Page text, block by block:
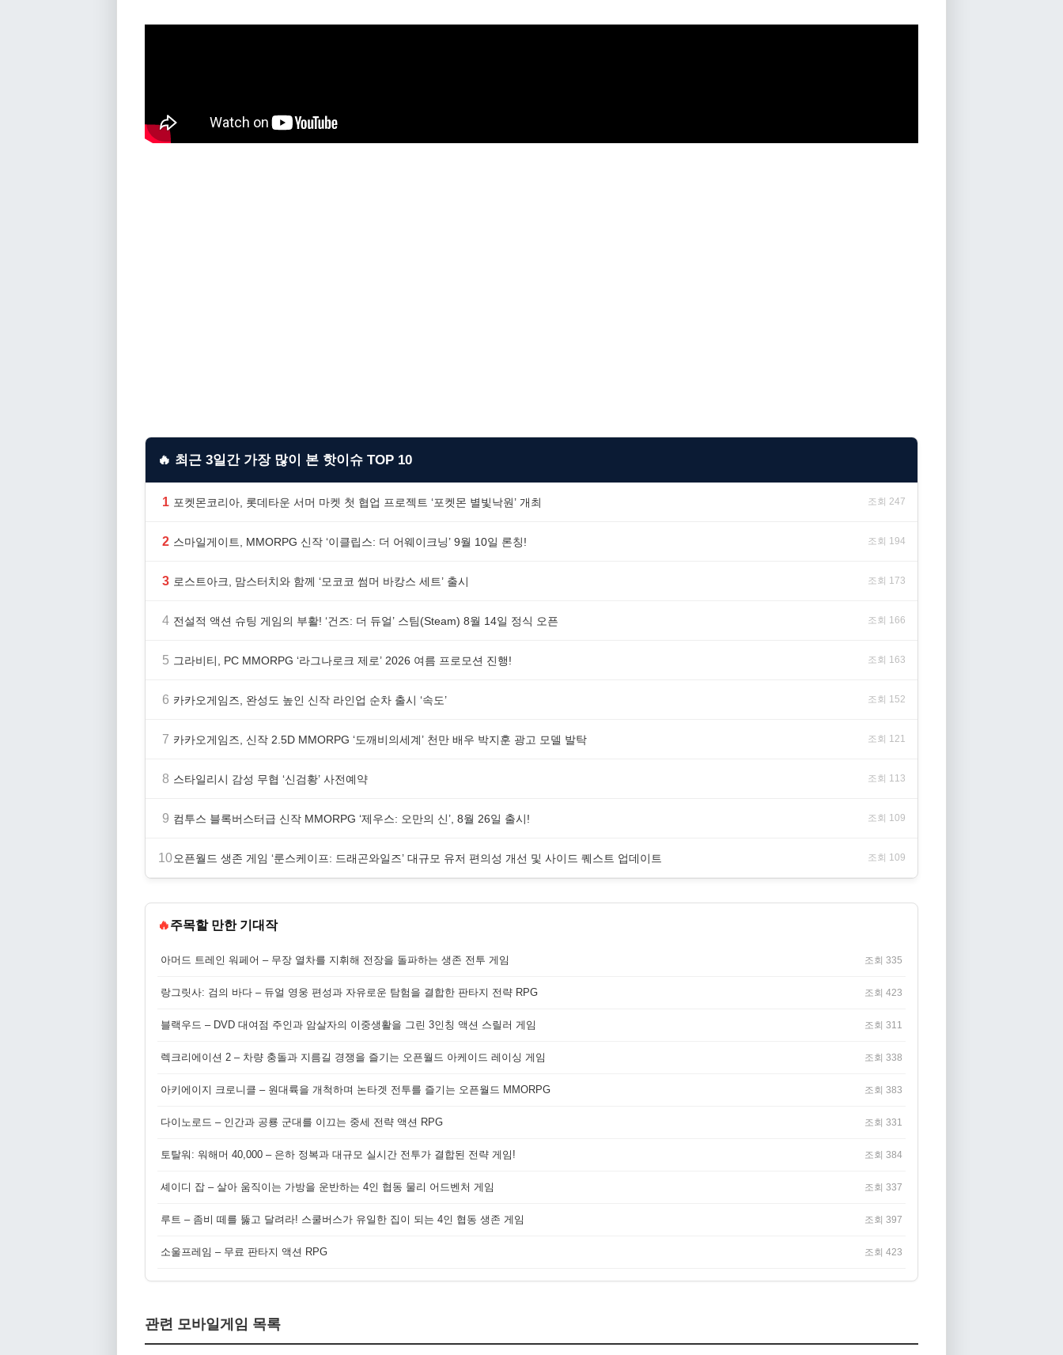
🔥 최근 3일간 가장 많이 본 핫이슈 TOP 10
1 포켓몬코리아, 롯데타운 서머 마켓 첫 협업 프로젝트 ‘포켓몬 별빛낙원’ 개최 조회 247
2 스마일게이트, MMORPG 신작 ‘이클립스: 더 어웨이크닝’ 9월 10일 론칭! 조회 194
3 로스트아크, 맘스터치와 함께 ‘모코코 썸머 바캉스 세트’ 출시 조회 173
4 전설적 액션 슈팅 게임의 부활! ‘건즈: 더 듀얼’ 스팀(Steam) 8월 14일 정식 오픈 조회 166
5 그라비티, PC MMORPG ‘라그나로크 제로’ 2026 여름 프로모션 진행! 조회 163
6 카카오게임즈, 완성도 높인 신작 라인업 순차 출시 ‘속도’ 조회 152
7 카카오게임즈, 신작 2.5D MMORPG ‘도깨비의세계’ 천만 배우 박지훈 광고 모델 발탁 조회 121
8 스타일리시 감성 무협 ‘신검황’ 사전예약 조회 113
9 컴투스 블록버스터급 신작 MMORPG ‘제우스: 오만의 신’, 8월 26일 출시! 조회 109
10오픈월드 생존 게임 ‘룬스케이프: 드래곤와일즈’ 대규모 유저 편의성 개선 및 사이드 퀘스트 업데이트 조회 109
🔥주목할 만한 기대작
아머드 트레인 워페어 – 무장 열차를 지휘해 전장을 돌파하는 생존 전투 게임 조회 335
랑그릿사: 검의 바다 – 듀얼 영웅 편성과 자유로운 탐험을 결합한 판타지 전략 RPG 조회 423
블랙우드 – DVD 대여점 주인과 암살자의 이중생활을 그린 3인칭 액션 스릴러 게임 조회 311
렉크리에이션 2 – 차량 충돌과 지름길 경쟁을 즐기는 오픈월드 아케이드 레이싱 게임 조회 338
아키에이지 크로니클 – 원대륙을 개척하며 논타겟 전투를 즐기는 오픈월드 MMORPG 조회 383
다이노로드 – 인간과 공룡 군대를 이끄는 중세 전략 액션 RPG 조회 331
토탈워: 워해머 40,000 – 은하 정복과 대규모 실시간 전투가 결합된 전략 게임! 조회 384
셰이디 잡 – 살아 움직이는 가방을 운반하는 4인 협동 물리 어드벤처 게임 조회 337
루트 – 좀비 떼를 뚫고 달려라! 스쿨버스가 유일한 집이 되는 4인 협동 생존 게임 조회 397
소울프레임 – 무료 판타지 액션 RPG 조회 423
관련 모바일게임 목록